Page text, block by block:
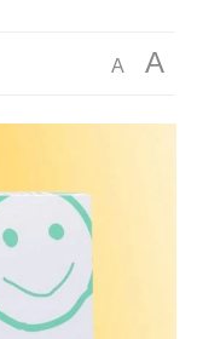
A A